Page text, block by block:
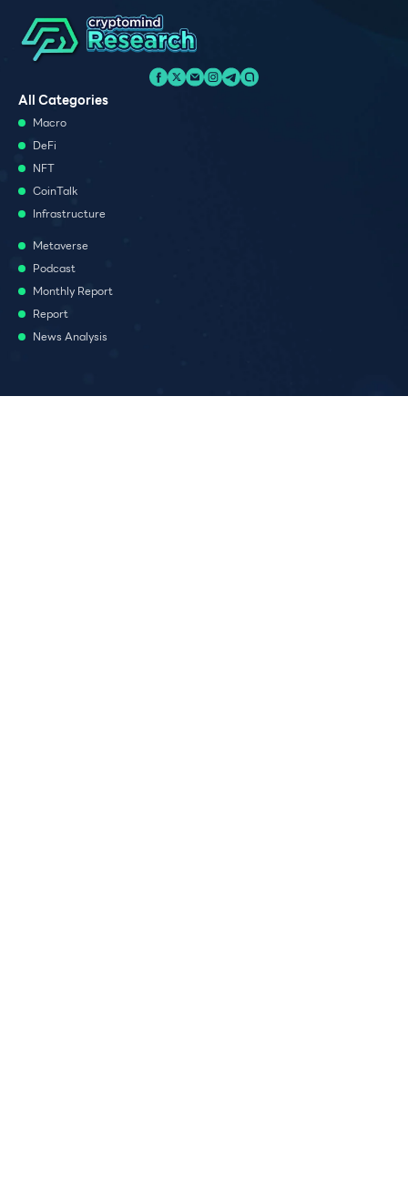
All Categories
Macro
DeFi
NFT
CoinTalk
Infrastructure
Metaverse
Podcast
Monthly Report
Report
News Analysis